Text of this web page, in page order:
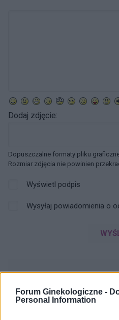
Forum Ginekologiczne -
Personal Information
Dodaj zdjęcie:
Dopuszczalne formaty pliku
Rozmiar zdjęcia nie powinien
Wyświetl podpis
Wysyłaj powiadomienia o